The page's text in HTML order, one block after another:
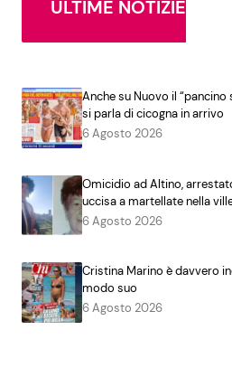
ULTIME NOTIZIE
Anche su Nuovo il
si parla di cicogna in arrivo
6 Agosto 2026
Omicidio ad Altino,
uccisa a martellate nella
6 Agosto 2026
Cristina Marino è davvero
modo suo
6 Agosto 2026